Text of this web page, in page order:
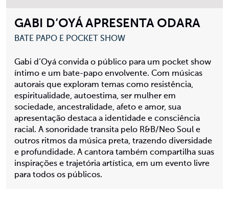
GABI D’OYÁ APRESENTA ODARA
BATE PAPO E POCKET SHOW
Gabi d’Oyá convida o público para um pocket show
íntimo e um bate-papo envolvente. Com músicas
autorais que exploram temas como resistência,
espiritualidade, autoestima, ser mulher em
sociedade, ancestralidade, afeto e amor, sua
apresentação destaca a identidade e consciência
racial. A sonoridade transita pelo R&B/Neo Soul e
outros ritmos da música preta, trazendo diversidade
e profundidade. A cantora também compartilha suas
inspirações e trajetória artística, em um evento livre
para todos os públicos.